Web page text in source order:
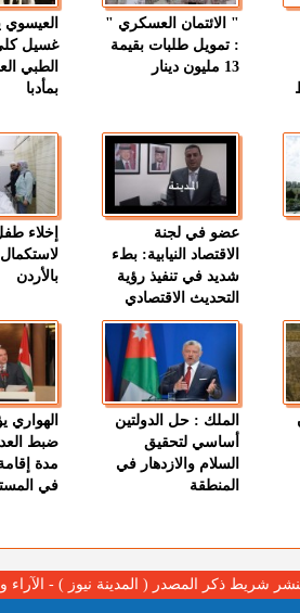
" الائتمان العسكري "
: تمويل طلبات بقيمة
13 مليون دينار
العيسوي
غسيل
الطبي
بمأدبا
عضو في لجنة
الاقتصاد النيابية: بطء
شديد في تنفيذ رؤية
التحديث الاقتصادي
إخلاء
بالأردن
الملك : حل الدولتين
أساسي لتحقيق
السلام والازدهار في
المنطقة
الهواري
ضبط
مدة
في
شريط ذكر المصدر ( المدينة نيوز ) -